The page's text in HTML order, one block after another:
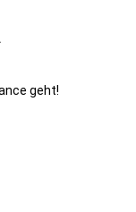
geht!